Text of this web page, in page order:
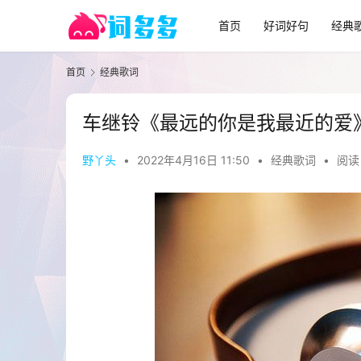
首页 好词好句 经典
首页 经典歌词
车继铃《最远的你是我最近的爱
野丫头 • 2022年4月16日 11:50 • 经典歌词 • 阅